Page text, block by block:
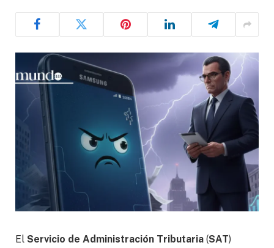
El Servicio de Administración Tributaria (SAT)